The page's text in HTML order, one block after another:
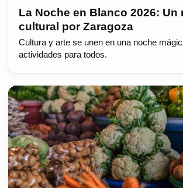
La Noche en Blanco 2026: Un
cultural por Zaragoza
Cultura y arte se unen en una noche
actividades para todos.